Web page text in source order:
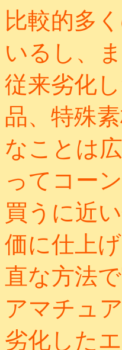
比較的多
いるし、
従来劣化
品、特殊
なことは
ってコー
買うに近
価に仕上
直な方法
アマチュ
劣化した